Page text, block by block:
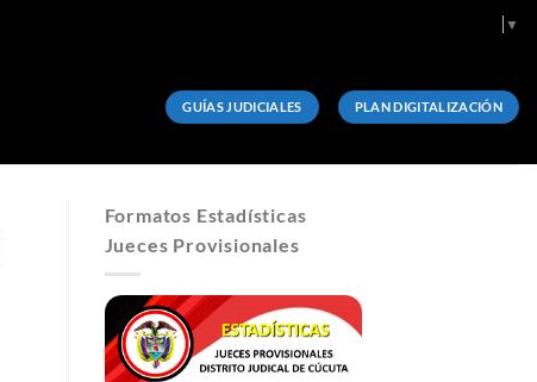
▼
GUÍAS JUDICIALES PLAN DIGITALIZACIÓN
Formatos Estadísticas
Jueces Provisionales